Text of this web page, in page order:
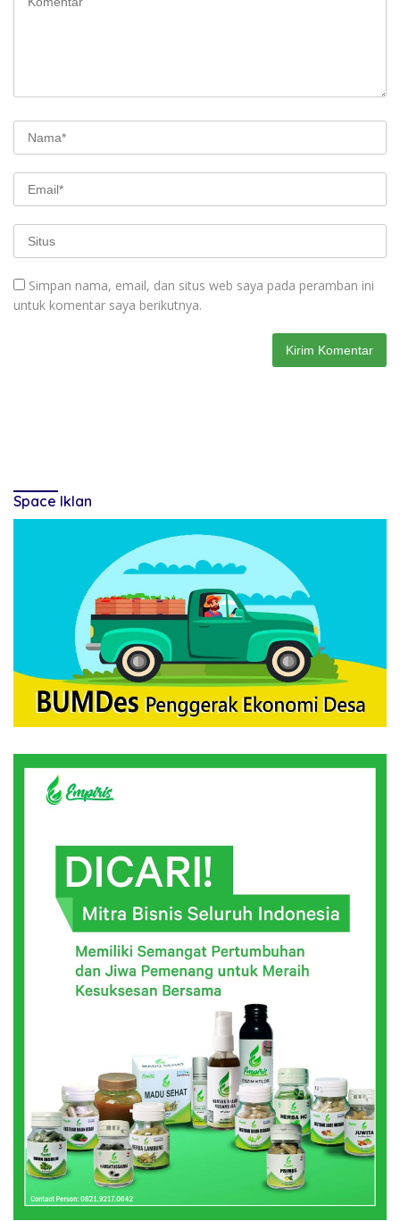
Simpan nama, email, dan situs web saya pada peramban ini
untuk komentar saya berikutnya.
Space Iklan